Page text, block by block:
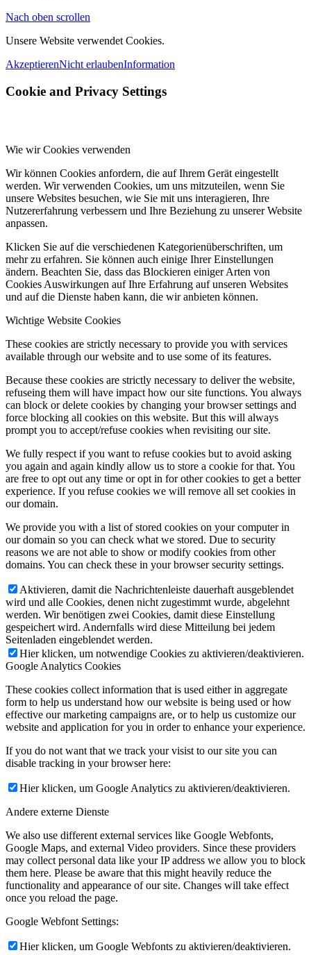
Nach oben scrollen
Unsere Website verwendet Cookies.
AkzeptierenNicht erlaubenInformation
Cookie and Privacy Settings
Wie wir Cookies verwenden
Wir können Cookies anfordern, die auf Ihrem Gerät eingestellt
werden. Wir verwenden Cookies, um uns mitzuteilen, wenn Sie
unsere Websites besuchen, wie Sie mit uns interagieren, Ihre
Nutzererfahrung verbessern und Ihre Beziehung zu unserer Website
anpassen.
Klicken Sie auf die verschiedenen Kategorienüberschriften, um
mehr zu erfahren. Sie können auch einige Ihrer Einstellungen
ändern. Beachten Sie, dass das Blockieren einiger Arten von
Cookies Auswirkungen auf Ihre Erfahrung auf unseren Websites
und auf die Dienste haben kann, die wir anbieten können.
Wichtige Website Cookies
These cookies are strictly necessary to provide you with services
available through our website and to use some of its features.
Because these cookies are strictly necessary to deliver the website,
refuseing them will have impact how our site functions. You always
can block or delete cookies by changing your browser settings and
force blocking all cookies on this website. But this will always
prompt you to accept/refuse cookies when revisiting our site.
We fully respect if you want to refuse cookies but to avoid asking
you again and again kindly allow us to store a cookie for that. You
are free to opt out any time or opt in for other cookies to get a better
experience. If you refuse cookies we will remove all set cookies in
our domain.
We provide you with a list of stored cookies on your computer in
our domain so you can check what we stored. Due to security
reasons we are not able to show or modify cookies from other
domains. You can check these in your browser security settings.
Aktivieren, damit die Nachrichtenleiste dauerhaft ausgeblendet
wird und alle Cookies, denen nicht zugestimmt wurde, abgelehnt
werden. Wir benötigen zwei Cookies, damit diese Einstellung
gespeichert wird. Andernfalls wird diese Mitteilung bei jedem
Seitenladen eingeblendet werden.
Hier klicken, um notwendige Cookies zu aktivieren/deaktivieren.
Google Analytics Cookies
These cookies collect information that is used either in aggregate
form to help us understand how our website is being used or how
effective our marketing campaigns are, or to help us customize our
website and application for you in order to enhance your experience.
If you do not want that we track your visist to our site you can
disable tracking in your browser here:
Hier klicken, um Google Analytics zu aktivieren/deaktivieren.
Andere externe Dienste
We also use different external services like Google Webfonts,
Google Maps, and external Video providers. Since these providers
may collect personal data like your IP address we allow you to block
them here. Please be aware that this might heavily reduce the
functionality and appearance of our site. Changes will take effect
once you reload the page.
Google Webfont Settings:
Hier klicken, um Google Webfonts zu aktivieren/deaktivieren.